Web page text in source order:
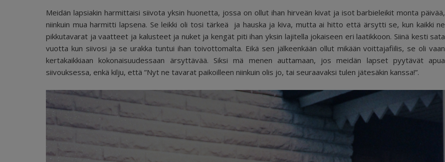
Meidän lapsiakin harmittaisi siivota yksin huonetta, jossa on ollut ihan hirveän kivat ja isot barbieleikit monta päivää,
niinkuin mua harmitti lapsena. Se leikki oli tosi tärkeä ja hauska ja kiva, mutta ai hitto että ärsytti se, kun kaikki ne
pikkutavarat ja vaatteet ja kalusteet ja nuket ja kengät piti ihan yksin lajitella jokaiseen eri laatikkoon. Siinä kesti sata
vuotta kun siivosi ja se urakka tuntui ihan toivottomalta. Eikä sen jälkeenkään ollut mikään voittajafiilis, se oli vaan
kertakaikkiaan kokonaisuudessaan ärsyttävää. Siksi mä menen auttamaan, jos meidän lapset pyytävät apua
siivouksessa, enkä kilju, että ”Nyt ne tavarat paikoilleen niinkuin olis jo, tai seuraavaksi tulen jätesäkin kanssa!”.